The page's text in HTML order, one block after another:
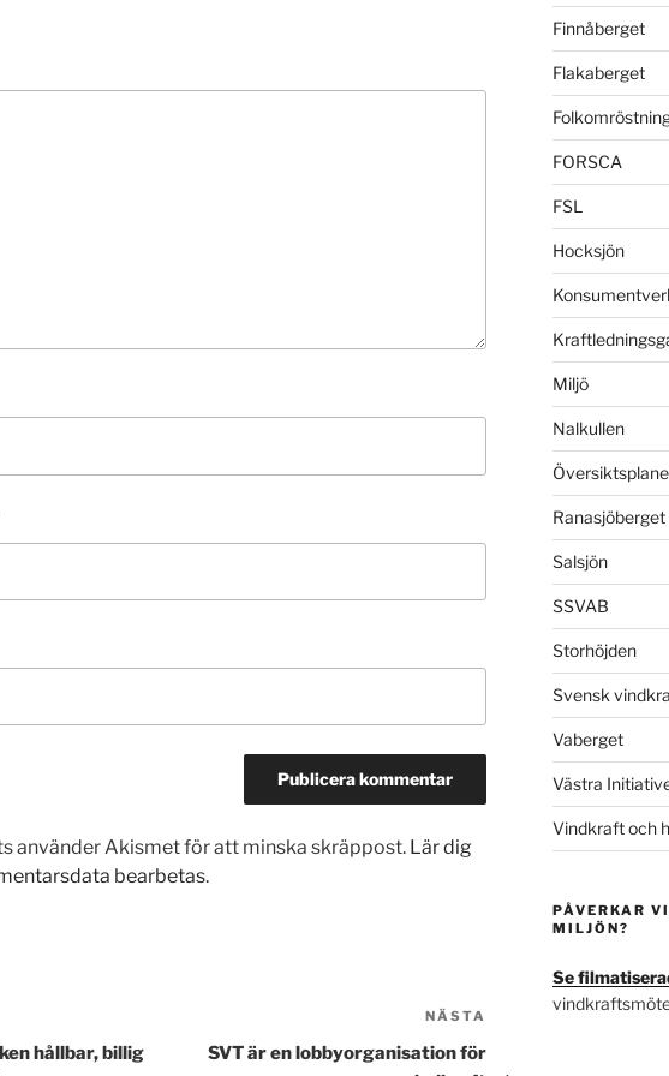
använder Akismet för att minska skräppost. Lär dig
bearbetas.
hållbar, billig
inlägg
NÄSTA
SVT är en lobbyorganisation för
Finnåberget
Flakaberget
FORSCA
FSL
Hocksjön
Miljö
Nalkullen
Ranasjöberget
Salsjön
SSVAB
Storhöjden
Svensk
Vaberget
Västra
Vindkraft och
PÅVERKAR
MILJÖN?
Se